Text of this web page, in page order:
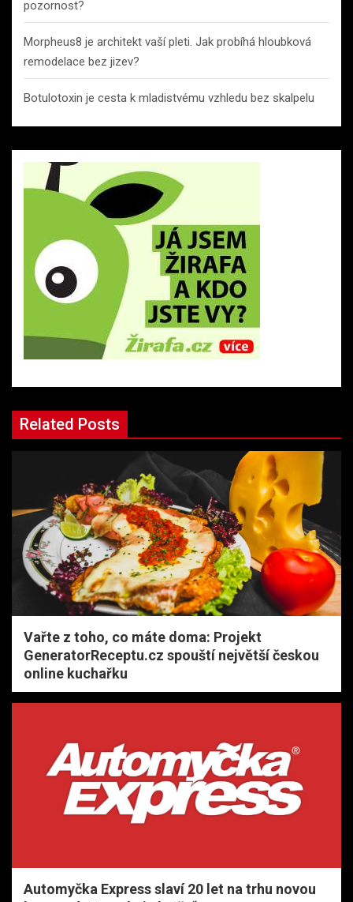
pozornost?
Morpheus8 je architekt vaší pleti. Jak probíhá hloubková
remodelace bez jizev?
Botulotoxin je cesta k mladistvému vzhledu bez skalpelu
Related Posts
Vařte z toho, co máte doma: Projekt
GeneratorReceptu.cz spouští největší českou
online kuchařku
Automyčka Express slaví 20 let na trhu novou